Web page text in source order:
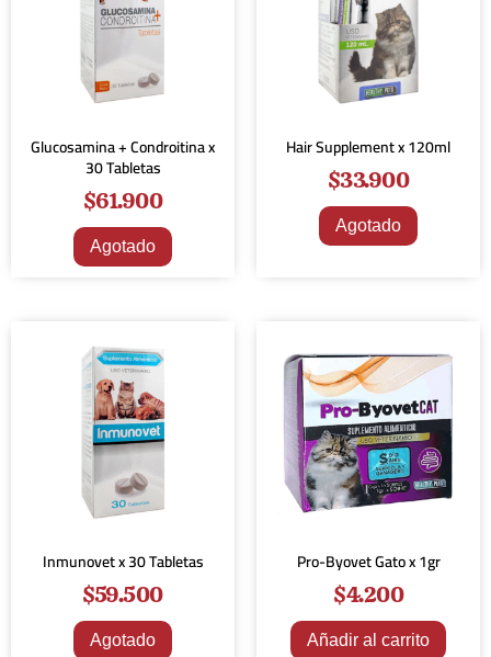
Glucosamina + Condroitina x
30 Tabletas
$61.900
Agotado
Hair Supplement x 120ml
$33.900
Agotado
Inmunovet x 30 Tabletas
$59.500
Agotado
Pro-Byovet Gato x 1gr
$4.200
Añadir al carrito